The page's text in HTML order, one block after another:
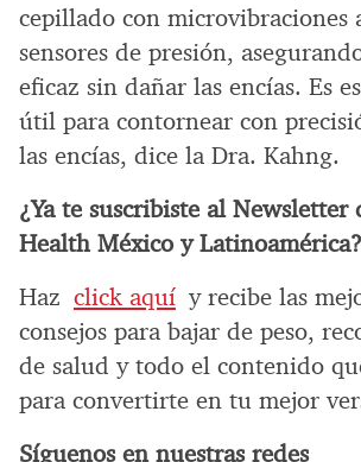
cepillado con microvibraciones
sensores de presión,
eficaz sin dañar las encías. Es
útil para contornear con
las encías, dice la Dra. Kahng.
¿Ya te suscribiste al Newsletter
Health México y Latinoamérica?
Haz click aquí y recibe las
consejos para bajar de peso,
de salud y todo el contenido
para convertirte en tu mejor
Síguenos en nuestras redes